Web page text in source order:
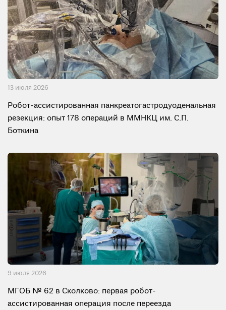
13 июля 2026
Робот-ассистированная панкреатогастродуоденальная
резекция: опыт 178 операций в ММНКЦ им. С.П.
Боткина
9 июля 2026
МГОБ № 62 в Сколково: первая робот-
ассистированная операция после переезда